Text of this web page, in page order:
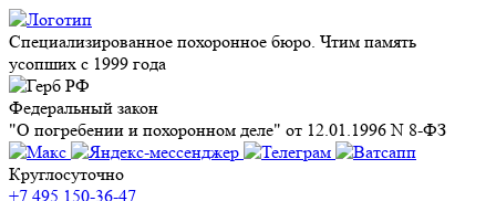
Специализированное похоронное бюро. Чтим память
усопших с 1999 года
Федеральный закон
"О погребении и похоронном деле" от 12.01.1996 N 8-ФЗ
Круглосуточно
+7 495 150-36-47